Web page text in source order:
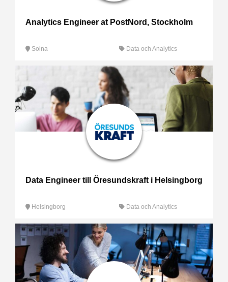
Analytics Engineer at PostNord, Stockholm
Solna Data och Analytics
Data Engineer till Öresundskraft i Helsingborg
Helsingborg Data och Analytics